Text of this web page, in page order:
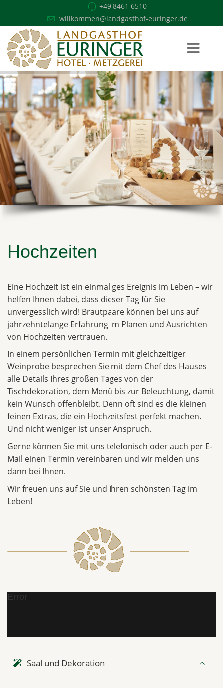
+49 8461 6510
willkommen@landgasthof-euringer.de
Hochzeiten
Eine Hochzeit ist ein einmaliges Ereignis im Leben – wir
helfen Ihnen dabei, dass dieser Tag für Sie
unvergesslich wird! Brautpaare können bei uns auf
jahrzehntelange Erfahrung im Planen und Ausrichten
von Hochzeiten vertrauen.
In einem persönlichen Termin mit gleichzeitiger
Weinprobe besprechen Sie mit dem Chef des Hauses
alle Details Ihres großen Tages von der
Tischdekoration, dem Menü bis zur Beleuchtung, damit
kein Wunsch offenbleibt. Denn oft sind es die kleinen
feinen Extras, die ein Hochzeitsfest perfekt machen.
Und nicht weniger ist unser Anspruch.
Gerne können Sie mit uns telefonisch oder auch per E-
Mail einen Termin vereinbaren und wir melden uns
dann bei Ihnen.
Wir freuen uns auf Sie und Ihren schönsten Tag im
Leben!
Error
Saal und Dekoration